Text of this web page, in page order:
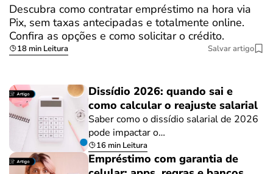
Descubra como contratar empréstimo na hora via
Pix, sem taxas antecipadas e totalmente online.
Confira as opções e como solicitar o crédito.
18 min Leitura Salvar artigo
Dissídio 2026: quando sai e
como calcular o reajuste salarial
Saber como o dissídio salarial de 2026
pode impactar o…
16 min Leitura
Empréstimo com garantia de